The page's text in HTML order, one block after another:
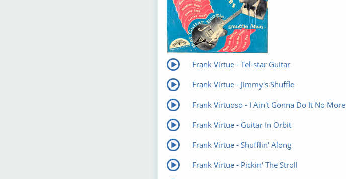
Frank Virtue - Tel-star Guitar
Frank Virtue - Jimmy's Shuffle
Frank Virtuoso - I Ain't Gonna Do It No More
Frank Virtue - Guitar In Orbit
Frank Virtue - Shufflin' Along
Frank Virtue - Pickin' The Stroll